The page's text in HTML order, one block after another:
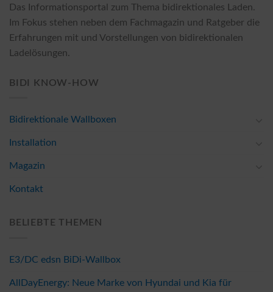
Das Informationsportal zum Thema bidirektionales Laden.
Im Fokus stehen neben dem Fachmagazin und Ratgeber die
Erfahrungen mit und Vorstellungen von bidirektionalen
Ladelösungen.
BIDI KNOW-HOW
Bidirektionale Wallboxen
Installation
Magazin
Kontakt
BELIEBTE THEMEN
E3/DC edsn BiDi-Wallbox
AllDayEnergy: Neue Marke von Hyundai und Kia für